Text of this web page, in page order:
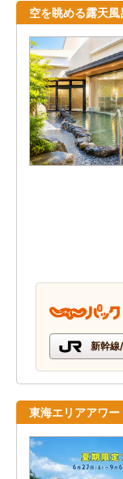
空を眺める露天
新幹線
東海エリアアワ